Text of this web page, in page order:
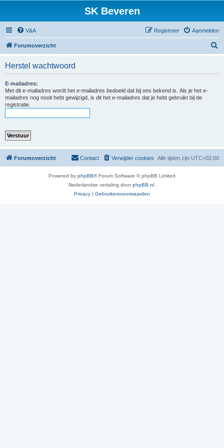
SK Beveren
V&A Aanmelden
Registreer
Forumoverzicht
Herstel wachtwoord
E-mailadres:
Met dit e-mailadres wordt het e-mailadres bedoeld dat bij ons bekend is. Als je het e-
mailadres nog nooit hebt gewijzigd, is dit het e-mailadres dat je hebt gebruikt bij de
registratie.
Forumoverzicht Alle tijden zijn UTC+02:00
Verwijder cookies
Contact
Powered by phpBB® Forum Software © phpBB Limited
Nederlandse vertaling doorphpBB.nl
Privacy | Gebruikersvoorwaarden